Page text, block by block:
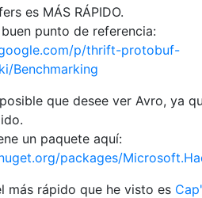
es MÁS RÁPIDO.
punto de referencia:
p/thrift-protobuf-
Benchmarking
que desee ver Avro, ya
un paquete aquí:
packages/
más rápido que he visto es